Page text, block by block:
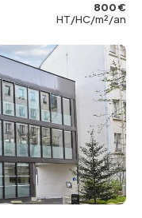
800 €
HT/HC/m²/an